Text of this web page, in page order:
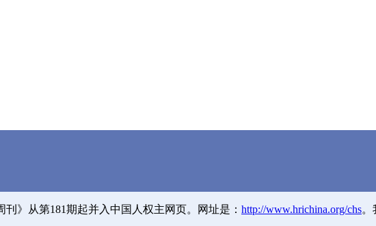
》从第181期起并入中国人权主网页。网址是： http://www.hrichina.org/chs。